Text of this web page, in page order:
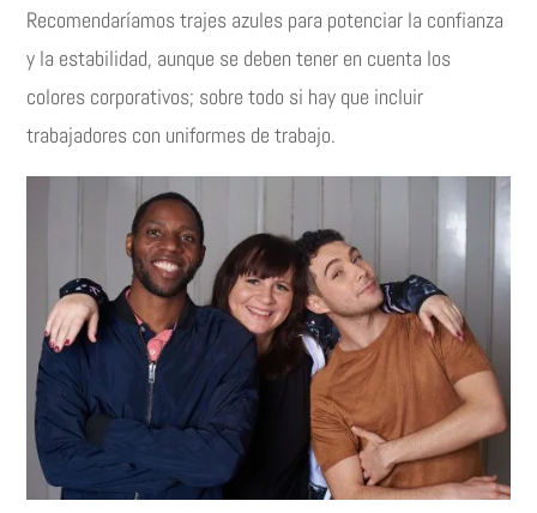
Recomendaríamos trajes azules para potenciar la confianza
y la estabilidad, aunque se deben tener en cuenta los
colores corporativos; sobre todo si hay que incluir
trabajadores con uniformes de trabajo.